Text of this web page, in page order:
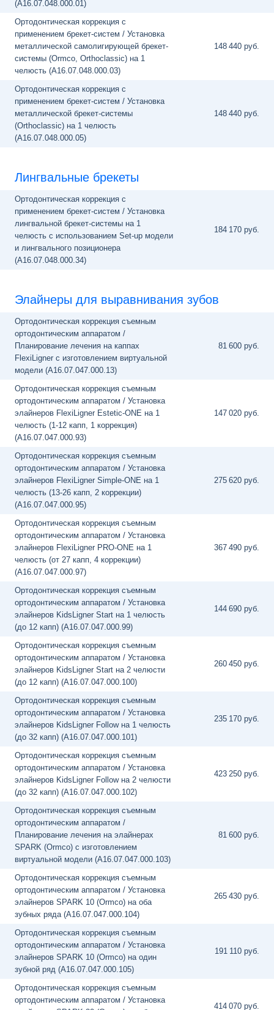
(A16.07.048.000.01)
Ортодонтическая коррекция с
применением брекет-систем / Установка
металлической самолигирующей брекет-
системы (Оrmco, Orthoclassic) на 1
челюсть (A16.07.048.000.03)
148 440 руб.
Ортодонтическая коррекция с
применением брекет-систем / Установка
металлической брекет-системы
(Orthoclassic) на 1 челюсть
(A16.07.048.000.05)
148 440 руб.
Лингвальные брекеты
Ортодонтическая коррекция с
применением брекет-систем / Установка
лингвальной брекет-системы на 1
челюсть с использованием Set-up модели
и лингвального позиционера
(A16.07.048.000.34)
184 170 руб.
Элайнеры для выравнивания зубов
Ортодонтическая коррекция съемным
ортодонтическим аппаратом /
Планирование лечения на каппах
FlexiLigner с изготовлением виртуальной
модели (A16.07.047.000.13)
81 600 руб.
Ортодонтическая коррекция съемным
ортодонтическим аппаратом / Установка
элайнеров FlexiLigner Estetic-ONE на 1
челюсть (1-12 капп, 1 коррекция)
(A16.07.047.000.93)
147 020 руб.
Ортодонтическая коррекция съемным
ортодонтическим аппаратом / Установка
элайнеров FlexiLigner Simple-ONE на 1
челюсть (13-26 капп, 2 коррекции)
(A16.07.047.000.95)
275 620 руб.
Ортодонтическая коррекция съемным
ортодонтическим аппаратом / Установка
элайнеров FlexiLigner PRO-ONE на 1
челюсть (от 27 капп, 4 коррекции)
(A16.07.047.000.97)
367 490 руб.
Ортодонтическая коррекция съемным
ортодонтическим аппаратом / Установка
элайнеров KidsLigner Start на 1 челюсть
(до 12 капп) (A16.07.047.000.99)
144 690 руб.
Ортодонтическая коррекция съемным
ортодонтическим аппаратом / Установка
элайнеров KidsLigner Start на 2 челюсти
(до 12 капп) (A16.07.047.000.100)
260 450 руб.
Ортодонтическая коррекция съемным
ортодонтическим аппаратом / Установка
элайнеров KidsLigner Follow на 1 челюсть
(до 32 капп) (A16.07.047.000.101)
235 170 руб.
Ортодонтическая коррекция съемным
ортодонтическим аппаратом / Установка
элайнеров KidsLigner Follow на 2 челюсти
(до 32 капп) (A16.07.047.000.102)
423 250 руб.
Ортодонтическая коррекция съемным
ортодонтическим аппаратом /
Планирование лечения на элайнерах
SPARK (Ormco) с изготовлением
виртуальной модели (A16.07.047.000.103)
81 600 руб.
Ортодонтическая коррекция съемным
ортодонтическим аппаратом / Установка
элайнеров SPARK 10 (Ormco) на оба
зубных ряда (A16.07.047.000.104)
265 430 руб.
Ортодонтическая коррекция съемным
ортодонтическим аппаратом / Установка
элайнеров SPARK 10 (Ormco) на один
зубной ряд (A16.07.047.000.105)
191 110 руб.
Ортодонтическая коррекция съемным
ортодонтическим аппаратом / Установка
414 070 руб.